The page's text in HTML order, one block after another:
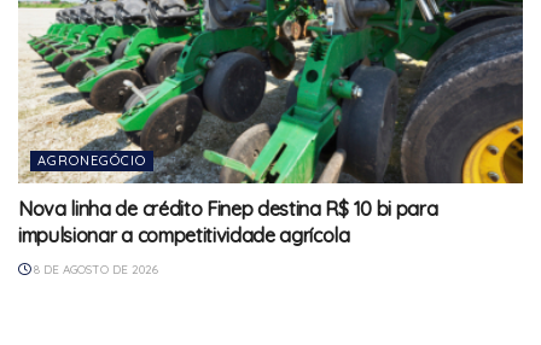
AGRONEGÓCIO
Nova linha de crédito Finep destina R$ 10 bi para
impulsionar a competitividade agrícola
8 DE AGOSTO DE 2026